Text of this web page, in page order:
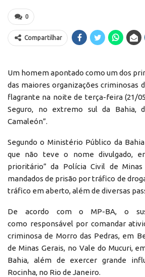
0
Compartilhar
Um homem apontado como um dos
das maiores organizações criminosas
flagrante na noite de terça-feira (21/
Seguro, no extremo sul da Bahia,
Camaleón”.
Segundo o Ministério Público da
que não teve o nome divulgado,
prioritário” da Polícia Civil de
mandados de prisão por tráfico de
tráfico em aberto, além de diversas
De acordo com o MP-BA, o
como responsável por comandar
criminosa de Morro das Pedras, em
de Minas Gerais, no Vale do Mucuri,
Bahia, além de exercer grande
Rocinha, no Rio de Janeiro.